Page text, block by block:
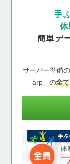
手
簡単デ
サーバー準備
arp」の全